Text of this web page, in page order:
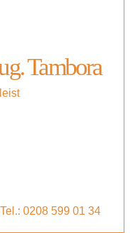
Tambora
0208 599 01 34